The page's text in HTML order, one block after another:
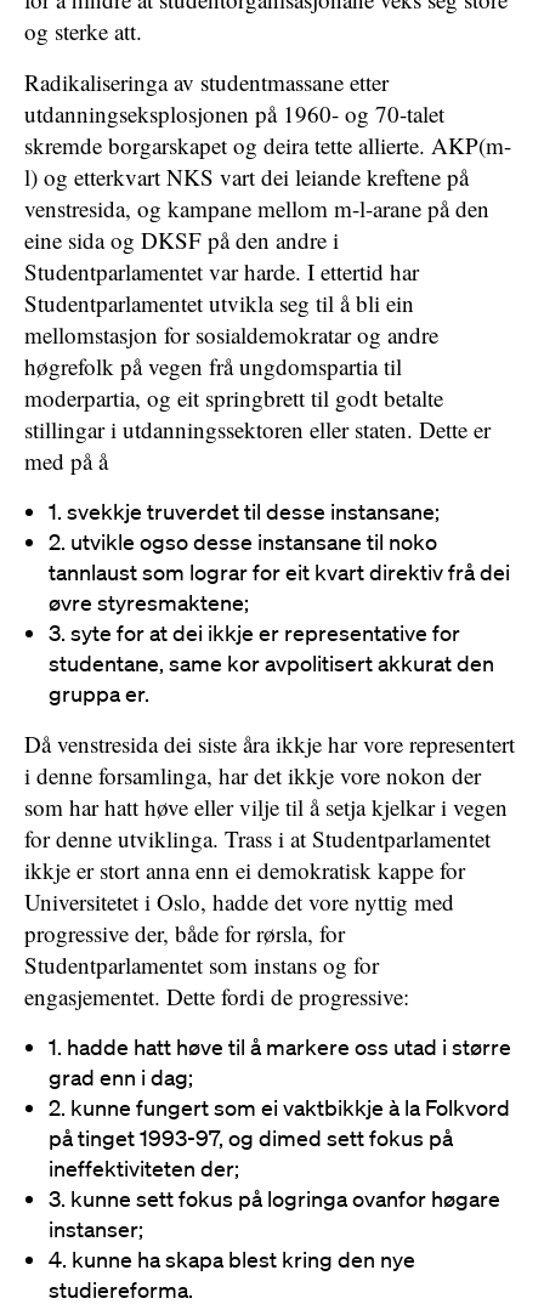
og sterke att.
Radikaliseringa av studentmassane etter
utdanningseksplosjonen på 1960- og 70-talet
skremde borgarskapet og deira tette allierte. AKP(m-
l) og etterkvart NKS vart dei leiande kreftene på
venstresida, og kampane mellom m-l-arane på den
eine sida og DKSF på den andre i
Studentparlamentet var harde. I ettertid har
Studentparlamentet utvikla seg til å bli ein
mellomstasjon for sosialdemokratar og andre
høgrefolk på vegen frå ungdomspartia til
moderpartia, og eit springbrett til godt betalte
stillingar i utdanningssektoren eller staten. Dette er
med på å
1. svekkje truverdet til desse instansane;
2. utvikle ogso desse instansane til noko
tannlaust som lograr for eit kvart direktiv frå dei
øvre styresmaktene;
3. syte for at dei ikkje er representative for
studentane, same kor avpolitisert akkurat den
gruppa er.
Då venstresida dei siste åra ikkje har vore representert
i denne forsamlinga, har det ikkje vore nokon der
som har hatt høve eller vilje til å setja kjelkar i vegen
for denne utviklinga. Trass i at Studentparlamentet
ikkje er stort anna enn ei demokratisk kappe for
Universitetet i Oslo, hadde det vore nyttig med
progressive der, både for rørsla, for
Studentparlamentet som instans og for
engasjementet. Dette fordi de progressive:
1. hadde hatt høve til å markere oss utad i større
grad enn i dag;
2. kunne fungert som ei vaktbikkje à la Folkvord
på tinget 1993-97, og dimed sett fokus på
ineffektiviteten der;
3. kunne sett fokus på logringa ovanfor høgare
instanser;
4. kunne ha skapa blest kring den nye
studiereforma.